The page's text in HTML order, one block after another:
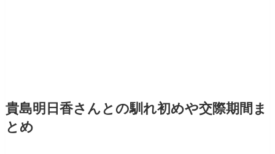
貴島明日香さんとの馴れ初めや交際期間ま
とめ